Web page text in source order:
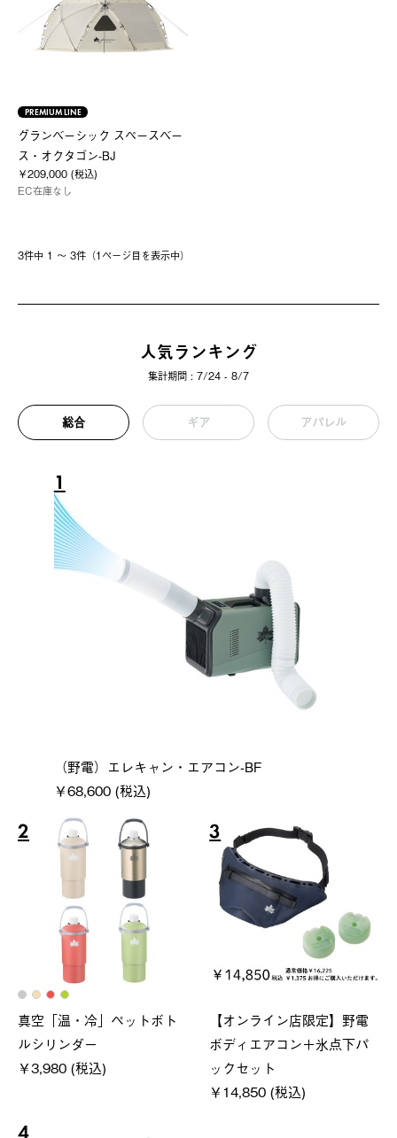
PREMIUM LINE
グランベーシック スペースベー
ス・オクタゴン-BJ
￥209,000 (税込)
EC在庫なし
3件中 1 〜 3件（1ページ⽬を表⽰中）
人気ランキング
集計期間 : 7/24 - 8/7
総合 ギア アパレル
1
（野電）エレキャン・エアコン-BF
￥68,600 (税込)
2
真空「温・冷」ペットボト
ルシリンダー
￥3,980 (税込)
3
【オンライン店限定】野電
ボディエアコン＋氷点下パ
ックセット
￥14,850 (税込)
4